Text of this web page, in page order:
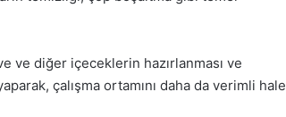
ve diğer içeceklerin hazırlanması ve
çalışma ortamını daha da verimli hale